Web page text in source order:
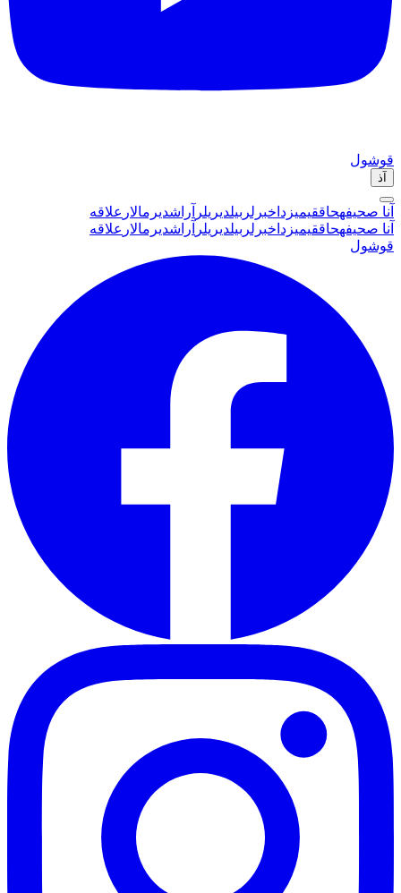
قوشول
آذ
آنا صحیفهحاققیمیزدا خبرلر بیلدیریلر آراشدیرمالار علاقه
آنا صحیفهحاققیمیزدا خبرلر بیلدیریلر آراشدیرمالار علاقه
قوشول